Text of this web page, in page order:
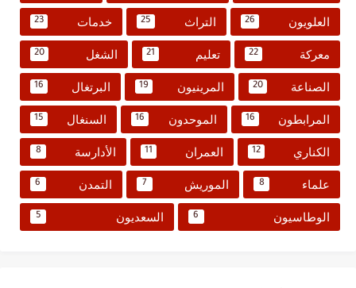
العلويون 26 التراث 25 خدمات 23
معركة 22 تعليم 21 الشغل 20
الصناعة 20 المرينيون 19 البرتغال 16
المرابطون 16 الموحدون 16 السنغال 15
الكناري 12 العمران 11 الأدارسة 8
علماء 8 الموريش 7 التمدن 6
الوطاسيون 6 السعديون 5